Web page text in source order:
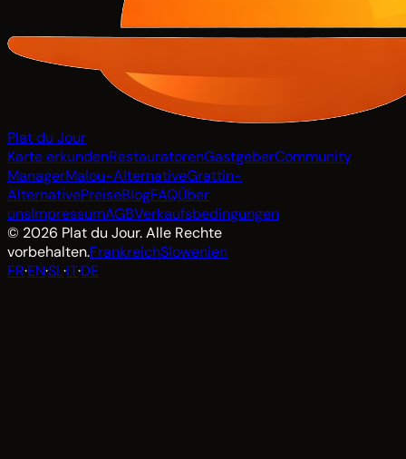
Plat du Jour
Karte erkundenRestauratorenGastgeberCommunity
ManagerMalou-AlternativeGrattin-
AlternativePreiseBlogFAQÜber
unsImpressumAGBVerkaufsbedingungen
© 2026 Plat du Jour. Alle Rechte
vorbehalten.FrankreichSlowenien
FR·EN·SL·IT·DE